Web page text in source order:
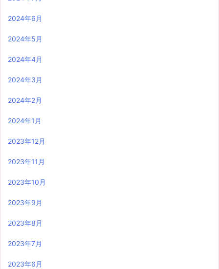
2024年6月
2024年5月
2024年4月
2024年3月
2024年2月
2024年1月
2023年12月
2023年11月
2023年10月
2023年9月
2023年8月
2023年7月
2023年6月